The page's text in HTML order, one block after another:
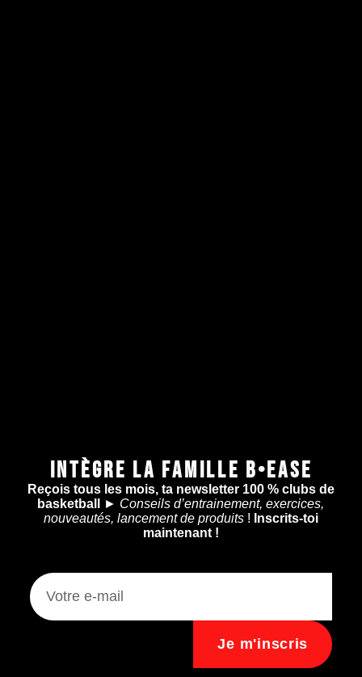
INTÈGRE LA FAMILLE B•EASE
Reçois tous les mois, ta newsletter 100 % clubs de
basketball
► Conseils d’entrainement, exercices,
nouveautés, lancement de produits! Inscrits-toi
maintenant !
Je m'inscris